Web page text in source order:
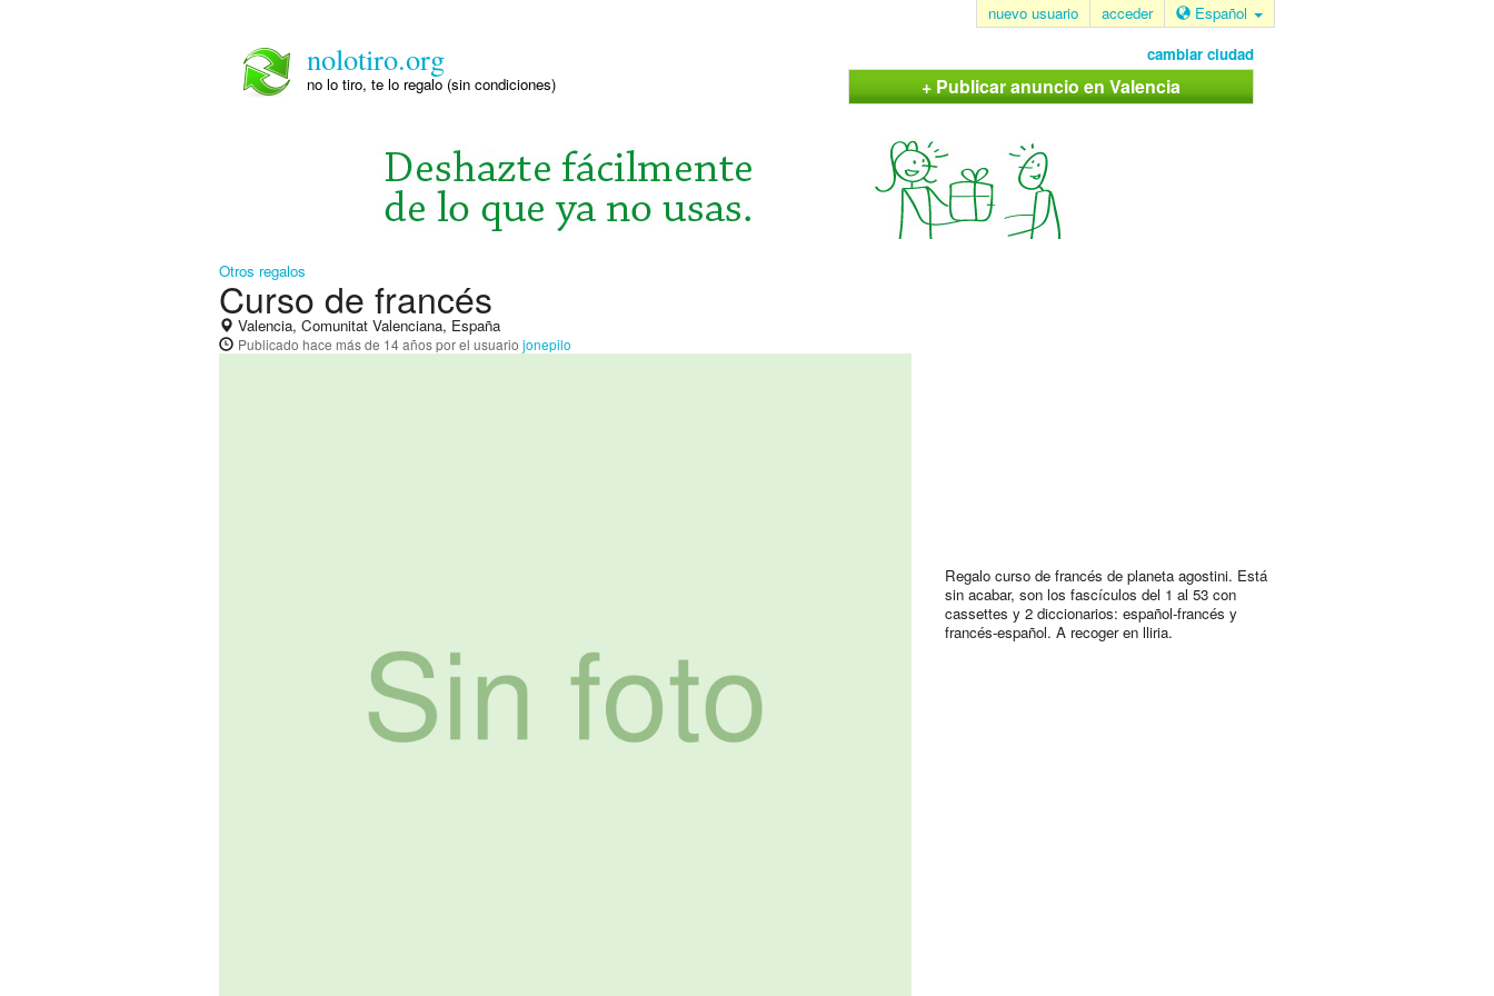
nuevo usuario acceder Español
nolotiro.org
no lo tiro, te lo regalo (sin condiciones)
cambiar ciudad
+ Publicar anuncio en Valencia
Otros regalos
Curso de francés
Valencia, Comunitat Valenciana, España
Publicado hace más de 14 añospor el usuario jonepilo
Regalo curso de francés de planeta agostini. Está
sin acabar, son los fascículos del 1 al 53 con
cassettes y 2 diccionarios: español-francés y
francés-español. A recoger en lliria.